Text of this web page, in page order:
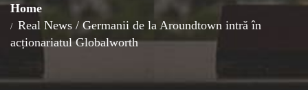
Home
Real News / Germanii de la Aroundtown intră în
acționariatul Globalworth